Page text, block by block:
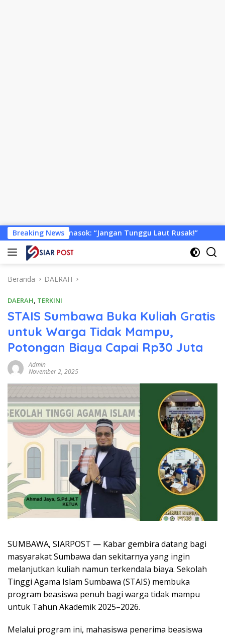
Langsung
ke
konten
Breaking News
“Jangan Tunggu Laut Rusak!” Tongkang Muat
Beranda DAERAH
DAERAH, TERKINI
STAIS Sumbawa Buka Kuliah Gratis
untuk Warga Tidak Mampu,
Potongan Biaya Capai Rp30 Juta
Admin
November 2, 2025
SUMBAWA, SIARPOST — Kabar gembira datang bagi
masyarakat Sumbawa dan sekitarnya yang ingin
melanjutkan kuliah namun terkendala biaya. Sekolah
Tinggi Agama Islam Sumbawa (STAIS) membuka
program beasiswa penuh bagi warga tidak mampu
untuk Tahun Akademik 2025–2026.
Melalui program ini, mahasiswa penerima beasiswa